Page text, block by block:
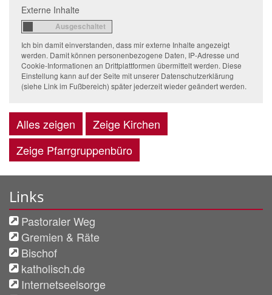
Externe Inhalte
Ich bin damit einverstanden, dass mir externe Inhalte angezeigt
werden. Damit können personenbezogene Daten, IP-Adresse und
Cookie-Informationen an Drittplattformen übermittelt werden. Diese
Einstellung kann auf der Seite mit unserer Datenschutzerklärung
(siehe Link im Fußbereich) später jederzeit wieder geändert werden.
Alles zeigen
Zeige Kirchen
Zeige Pfarrgruppenbüro
Links
Pastoraler Weg
Gremien & Räte
Bischof
katholisch.de
Internetseelsorge